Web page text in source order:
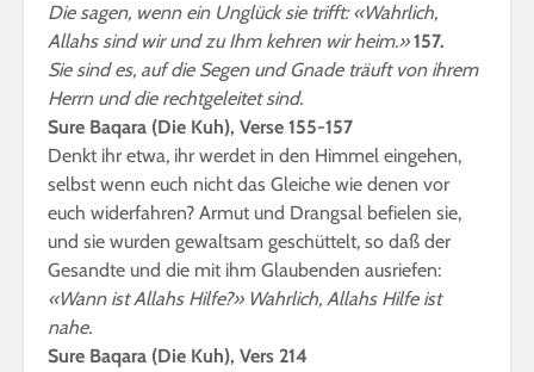
Die sagen, wenn ein Unglück sie trifft: «Wahrlich,
Allahs sind wir und zu Ihm kehren wir heim.»157.
Sie sind es, auf die Segen und Gnade träuft von ihrem
Herrn und die rechtgeleitet sind.
Sure Baqara (Die Kuh), Verse 155-157
Denkt ihr etwa, ihr werdet in den Himmel eingehen,
selbst wenn euch nicht das Gleiche wie denen vor
euch widerfahren? Armut und Drangsal befielen sie,
und sie wurden gewaltsam geschüttelt, so daß der
Gesandte und die mit ihm Glaubenden ausriefen:
«Wann ist Allahs Hilfe?» Wahrlich, Allahs Hilfe ist
nahe.
Sure Baqara (Die Kuh), Vers 214